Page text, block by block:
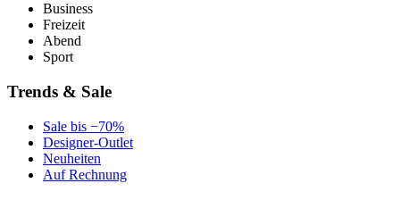
Business
Freizeit
Abend
Sport
Trends & Sale
Sale bis −70%
Designer-Outlet
Neuheiten
Auf Rechnung